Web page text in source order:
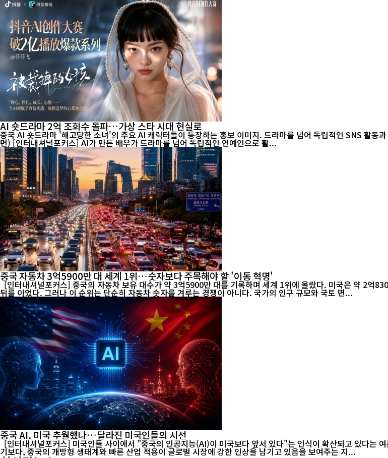
AI 숏드라마 2억 조회수 돌파…가상 스타 시대 현실로
중국 AI 숏드라마 '해고당한 소녀'의 주요 AI 캐릭터들이 등장하는 홍보 이미지. 드라마를 넘어 독립적인 SNS 활
면) [인터내셔널포커스] AI가 만든 배우가 드라마를 넘어 독립적인 연예인으로 활...
중국 자동차 3억5900만 대 세계 1위…숫자보다 주목해야 할 '이동 혁명'
[인터내셔널포커스] 중국의 자동차 보유 대수가 약 3억5900만 대를 기록하며 세계 1위에 올랐다. 미국은 약 2억
뒤를 이었다. 그러나 이 순위는 단순히 자동차 숫자를 겨루는 경쟁이 아니다. 국가의 인구 규모와 국토 면...
중국 AI, 미국 추월했나…달라진 미국인들의 시선
[인터내셔널포커스] 미국인들 사이에서 "중국의 인공지능(AI)이 미국보다 앞서 있다"는 인식이 확산되고 있다는
기보다, 중국의 개방형 생태계와 빠른 산업 적용이 글로벌 시장에 강한 인상을 남기고 있음을 보여주는 지...